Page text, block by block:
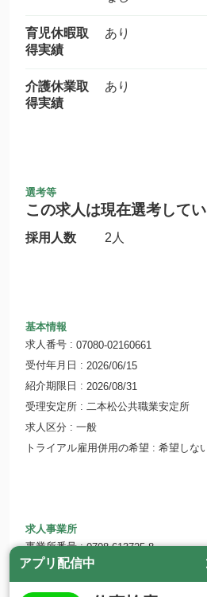
育児休暇取
得実績
あり
介護休業取
得実績
あり
選考等
この求人は現在選考してい
採用人数 2人
基本情報
求人番号
07080-02160661
受付年月日
2026/06/15
紹介期限日
2026/08/31
受理安定所
二本松公共職業安定所
求人区分
一般
トライアル雇用併用の希望
希望しな
求人事業所
事業所番号
0708-613725-8
事業所名
社会福祉法人 徳真会 ほ
〒964-0985 福島県二本松市高
アプリ配信中